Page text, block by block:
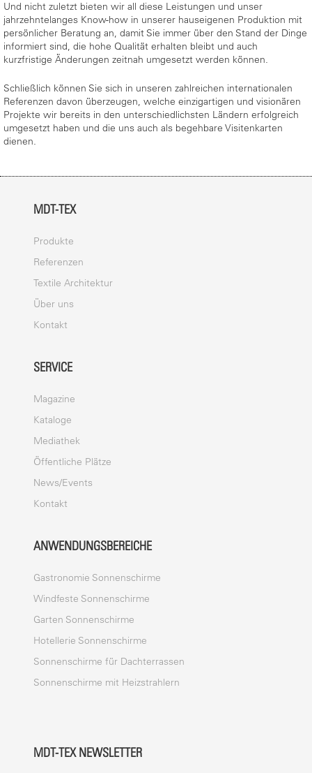
Und nicht zuletzt bieten wir all diese Leistungen und unser
jahrzehntelanges Know-how in unserer hauseigenen Produktion mit
persönlicher Beratung an, damit Sie immer über den Stand der Dinge
informiert sind, die hohe Qualität erhalten bleibt und auch
kurzfristige Änderungen zeitnah umgesetzt werden können.
Schließlich können Sie sich in unseren zahlreichen internationalen
Referenzen davon überzeugen, welche einzigartigen und visionären
Projekte wir bereits in den unterschiedlichsten Ländern erfolgreich
umgesetzt haben und die uns auch als begehbare Visitenkarten
dienen.
MDT-TEX
Produkte
Referenzen
Textile Architektur
Über uns
Kontakt
SERVICE
Magazine
Kataloge
Mediathek
Öffentliche Plätze
News/Events
Kontakt
ANWENDUNGSBEREICHE
Gastronomie Sonnenschirme
Windfeste Sonnenschirme
Garten Sonnenschirme
Hotellerie Sonnenschirme
Sonnenschirme für Dachterrassen
Sonnenschirme mit Heizstrahlern
MDT-TEX NEWSLETTER